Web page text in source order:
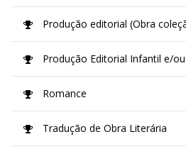
Produção editorial (Obra
Produção Editorial Infantil e/ou
Romance
Tradução de Obra Literária